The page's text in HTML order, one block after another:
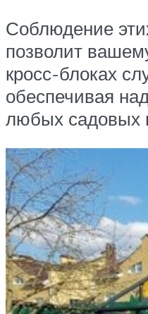
Соблюдение
позволит
кросс-блоках
обеспечивая
любых садовых